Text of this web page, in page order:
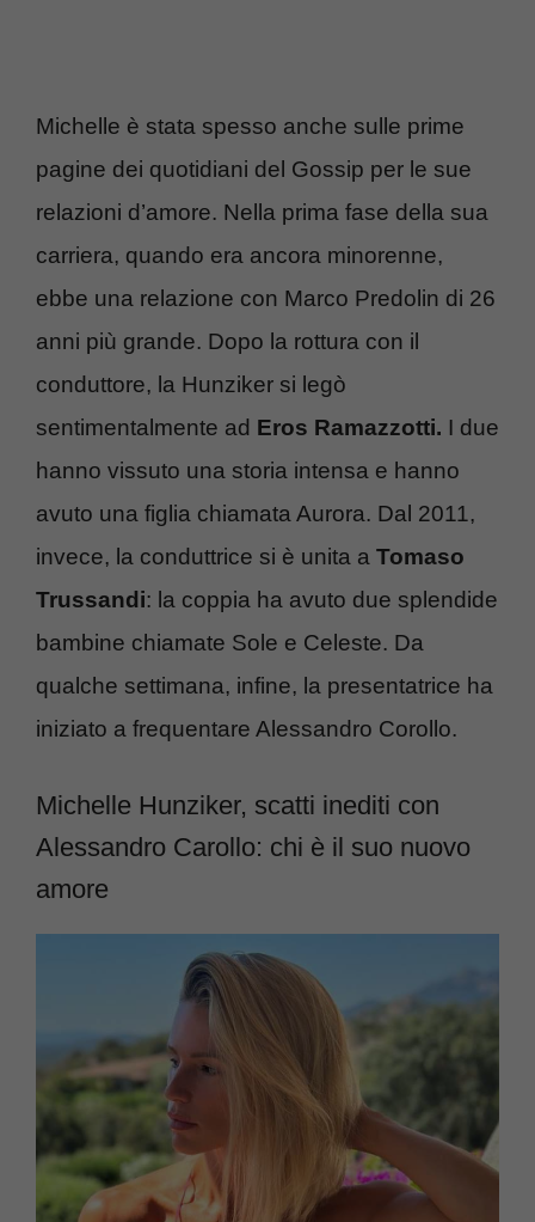
Michelle è stata spesso anche sulle prime
pagine dei quotidiani del Gossip per le sue
relazioni d’amore. Nella prima fase della sua
carriera, quando era ancora minorenne,
ebbe una relazione con Marco Predolin di 26
anni più grande. Dopo la rottura con il
conduttore, la Hunziker si legò
sentimentalmente ad Eros Ramazzotti. I due
hanno vissuto una storia intensa e hanno
avuto una figlia chiamata Aurora. Dal 2011,
invece, la conduttrice si è unita a Tomaso
Trussandi: la coppia ha avuto due splendide
bambine chiamate Sole e Celeste. Da
qualche settimana, infine, la presentatrice ha
iniziato a frequentare Alessandro Corollo.
Michelle Hunziker, scatti inediti con
Alessandro Carollo: chi è il suo nuovo
amore